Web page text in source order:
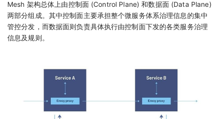
Mesh 架构总体上由控制面 (Control Plane) 和数据面 (Data Plane)
两部分组成。其中控制面主要承担整个微服务体系治理信息的集中
管控分发，而数据面则负责具体执行由控制面下发的各类服务治理
信息及规则。